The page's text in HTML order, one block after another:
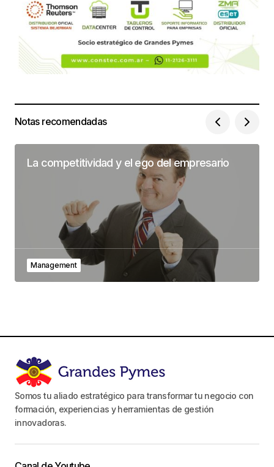
Notas recomendadas
La competitividad y el ego del empresario
Management
Somos tu aliado estratégico para transformar tu negocio con
formación, experiencias y herramientas de gestión
innovadoras.